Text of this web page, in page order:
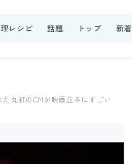
レシピ 話題 トップ 新着
丸紅のCMが映画並みにすごい